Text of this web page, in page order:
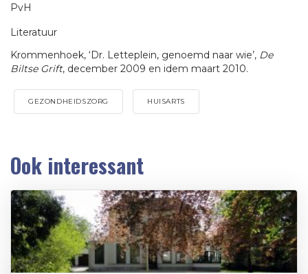
PvH
Literatuur
Krommenhoek, ‘Dr. Letteplein, genoemd naar wie’, De
Biltse Grift, december 2009 en idem maart 2010.
GEZONDHEIDSZORG HUISARTS
Ook interessant